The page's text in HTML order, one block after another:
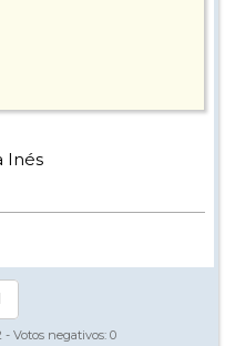
natural, que han sido
0.7kms
Inés
- Votos negativos: 0